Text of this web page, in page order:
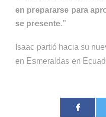
en prepararse para
se presente.”
Isaac partió hacia su
en Esmeraldas en